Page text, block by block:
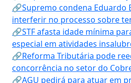
🔗Supremo condena
interferir no processo sobre
🔗STF afasta idade mínima
especial em atividades
🔗Reforma Tributária pode
concorrência no setor do
🔗AGU pedirá para atuar em